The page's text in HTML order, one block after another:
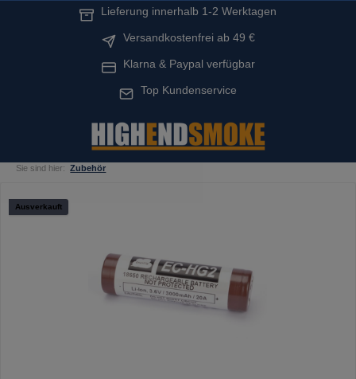
Lieferung innerhalb 1-2 Werktagen
Versandkostenfrei ab 49 €
Klarna & Paypal verfügbar
Top Kundenservice
Sie sind hier: Zubehör
Bildergalerie überspringen
Ausverkauft